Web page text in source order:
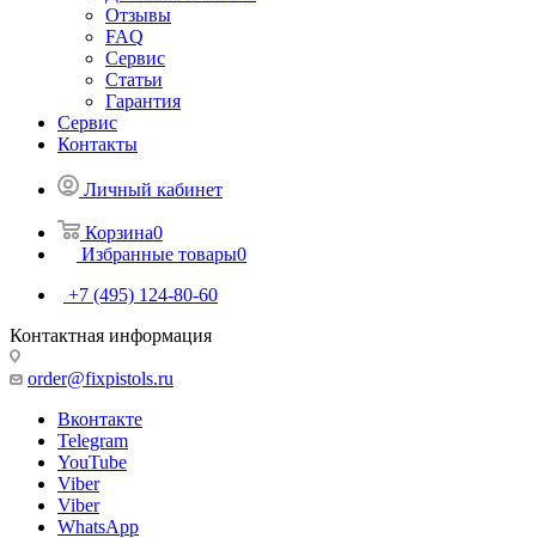
Отзывы
FAQ
Сервис
Статьи
Гарантия
Сервис
Контакты
Личный кабинет
Корзина0
Избранные товары0
+7 (495) 124-80-60
Контактная информация
order@fixpistols.ru
Вконтакте
Telegram
YouTube
Viber
Viber
WhatsApp